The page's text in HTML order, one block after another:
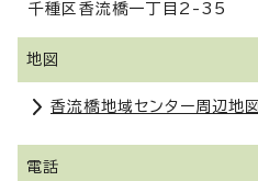
千種区香流橋一丁目2-35
地図
香流橋地域センター周辺地図
電話